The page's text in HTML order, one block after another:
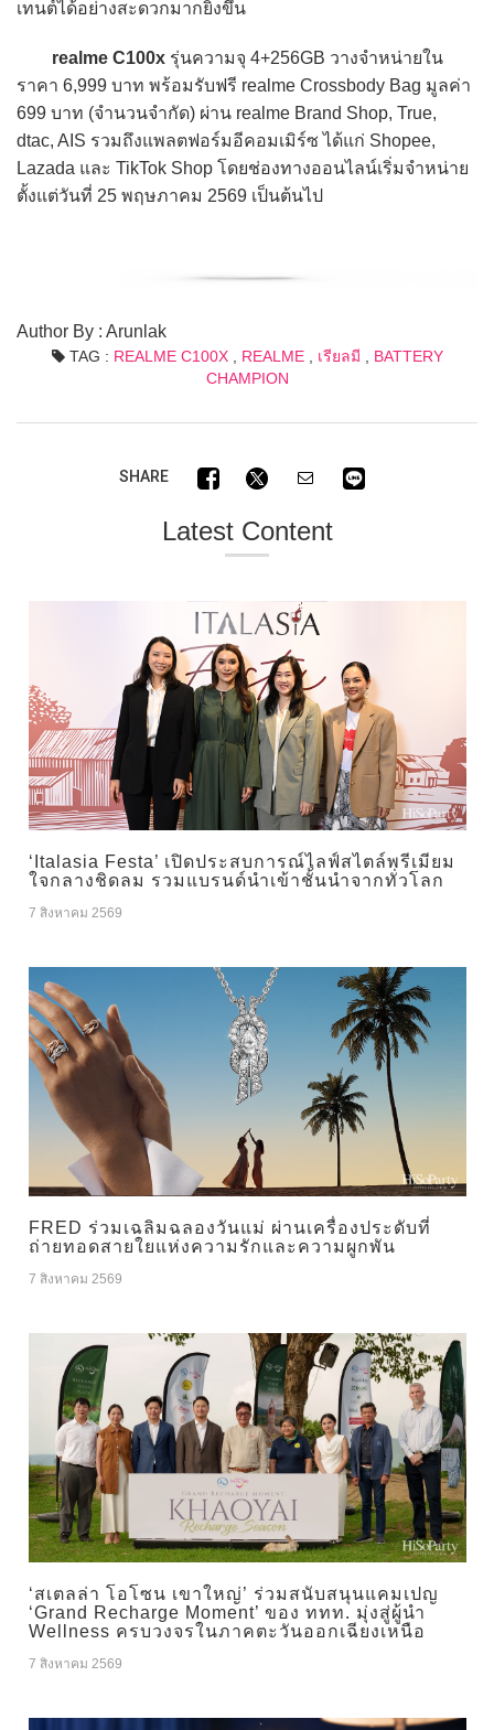
เทนต์ได้อย่างสะดวกมากยิ่งขึ้น
realme C100x รุ่นความจุ 4+256GB วางจำหน่ายใน
ราคา 6,999 บาท พร้อมรับฟรี realme Crossbody Bag มูลค่า
699 บาท (จำนวนจำกัด) ผ่าน realme Brand Shop, True,
dtac, AIS รวมถึงแพลตฟอร์มอีคอมเมิร์ซ ได้แก่ Shopee,
Lazada และ TikTok Shop โดยช่องทางออนไลน์เริ่มจำหน่าย
ตั้งแต่วันที่ 25 พฤษภาคม 2569 เป็นต้นไป
Author By : Arunlak
TAG : REALME C100X, REALME, เรียลมี
BATTERY
CHAMPION
SHARE
Latest Content
‘Italasia Festa’ เปิดประสบการณ์ไลฟ์สไตล์พรีเมียม
ใจกลางชิดลม รวมแบรนด์นำเข้าชั้นนำจากทั่วโลก
7 สิงหาคม 2569
FRED ร่วมเฉลิมฉลองวันแม่ ผ่านเครื่องประดับที่
ถ่ายทอดสายใยแห่งความรักและความผูกพัน
7 สิงหาคม 2569
‘สเตลล่า โอโซน เขาใหญ่’ ร่วมสนับสนุนแคมเปญ
‘Grand Recharge Moment’ ของ ททท. มุ่งสู่ผู้นำ
Wellness ครบวงจรในภาคตะวันออกเฉียงเหนือ
7 สิงหาคม 2569